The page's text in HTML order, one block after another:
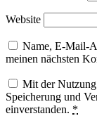
Website
Name, E-Mail-
meinen nächsten
Mit der
Speicherung und
einverstanden. *